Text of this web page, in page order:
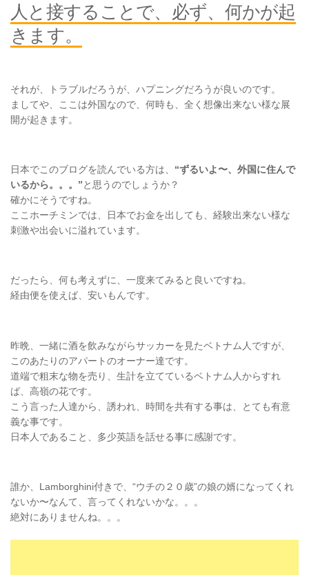
人と接することで、必ず、何かが起
きます。
それが、トラブルだろうが、ハプニングだろうが良いのです。
ましてや、ここは外国なので、何時も、全く想像出来ない様な展
開が起きます。
日本でこのブログを読んでいる方は、 “ずるいよ〜、外国に住んで
いるから。。。”と思うのでしょうか？
確かにそうですね。
ここホーチミンでは、日本でお金を出しても、経験出来ない様な
刺激や出会いに溢れています。
だったら、何も考えずに、一度来てみると良いですね。
経由便を使えば、安いもんです。
昨晩、一緒に酒を飲みながらサッカーを見たベトナム人ですが、
このあたりのアパートのオーナー達です。
道端で粗末な物を売り、生計を立てているベトナム人からすれ
ば、高嶺の花です。
こう言った人達から、誘われ、時間を共有する事は、とても有意
義な事です。
日本人であること、多少英語を話せる事に感謝です。
誰か、Lamborghini付きで、“ウチの２０歳”の娘の婿になってくれ
ないか〜なんて、言ってくれないかな。。。
絶対にありませんね。。。